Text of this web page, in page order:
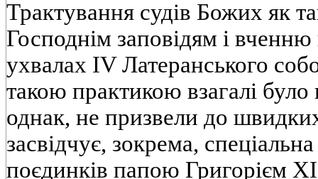
Трактування судів Божих як
Господнім заповідям і вченню
ухвалах IV Латеранського
такою практикою взагалі
однак, не призвели до
засвідчує, зокрема,
поєдинків папою Григорієм